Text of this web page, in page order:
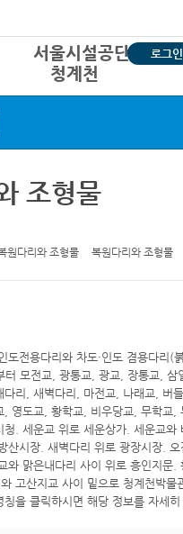
청계천
로그인
조형물
원다리와 조형물 복원다리와 조형물